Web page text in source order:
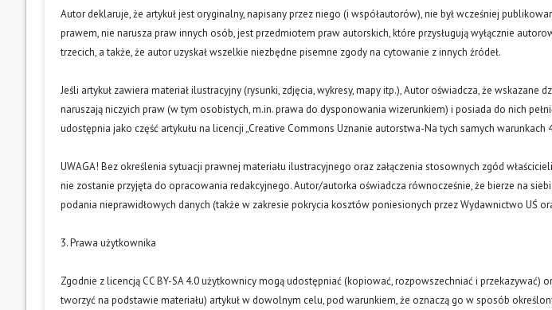
Autor deklaruje, że artykuł jest oryginalny, napisany przez niego (i współautorów), nie był wcześniej
prawem, nie narusza praw innych osób, jest przedmiotem praw autorskich, które przysługują wyłącznie
trzecich, a także, że autor uzyskał wszelkie niezbędne pisemne zgody na cytowanie z innych źródeł.
Jeśli artykuł zawiera materiał ilustracyjny (rysunki, zdjęcia, wykresy, mapy itp.), Autor oświadcza, że wskazane
naruszają niczyich praw (w tym osobistych, m.in. prawa do dysponowania wizerunkiem) i posiada do nich
udostępnia jako część artykułu na licencji „Creative Commons Uznanie autorstwa-Na tych samych warunkach
UWAGA! Bez określenia sytuacji prawnej materiału ilustracyjnego oraz załączenia stosownych zgód
nie zostanie przyjęta do opracowania redakcyjnego. Autor/autorka oświadcza równocześnie, że bierze na
podania nieprawidłowych danych (także w zakresie pokrycia kosztów poniesionych przez Wydawnictwo UŚ
3. Prawa użytkownika
Zgodnie z licencją CC BY-SA 4.0 użytkownicy mogą udostępniać (kopiować, rozpowszechniać i przekazywać)
tworzyć na podstawie materiału) artykuł w dowolnym celu, pod warunkiem, że oznaczą go w sposób